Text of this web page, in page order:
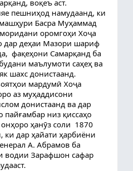
воқеъ аст.
Басра Муҳаммад
оромгоҳи Хоҷа
деҳаи Мазори шариф
фақеҳони Самарқанд ба
маълумоти саҳеҳ ва
шахс донистаанд.
аз муҳаддисони
донистаанд ва дар
пайғамбар низ қиссаҳо
ҳанӯз соли  1870
дар ҳайати ҳарбиёни
А. Абрамов ба
водии Зарафшон сафар